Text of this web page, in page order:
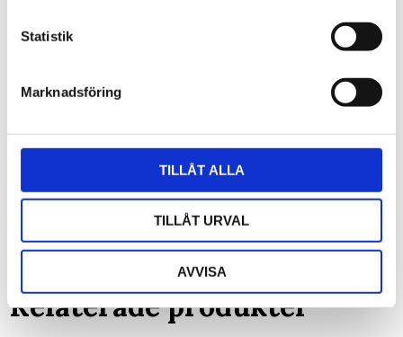
Statistik
Marknadsföring
TILLÅT ALLA
TILLÅT URVAL
AVVISA
mars (4)
januari (8)
november (3)
augusti (1)
Relaterade produkter